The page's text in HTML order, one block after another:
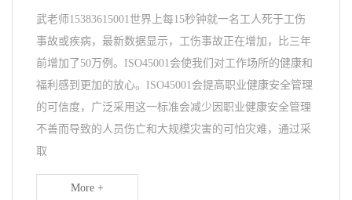
武老师15383615001世界上每15秒钟就一名工人死于工伤
事故或疾病，最新数据显示，工伤事故正在增加，比三年
前增加了50万例。ISO45001会使我们对工作场所的健康和
福利感到更加的放心。ISO45001会提高职业健康安全管理
的可信度，广泛采用这一标准会减少因职业健康安全管理
不善而导致的人员伤亡和大规模灾害的可怕灾难，通过采
取
More +